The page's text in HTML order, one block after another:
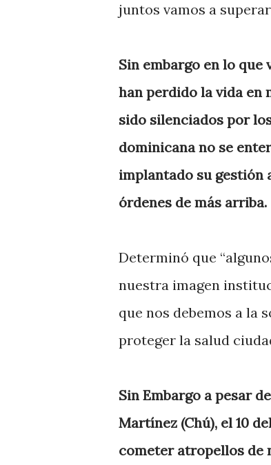
juntos vamos a
Sin embargo en lo que
han perdido la vida en
sido silenciados por
dominicana no se
implantado su gestión
órdenes de más arriba.
Determinó que
nuestra imagen
que nos debemos a la
proteger la salud
Sin Embargo a pesar
Martínez (Chú), el 10
cometer atropellos de